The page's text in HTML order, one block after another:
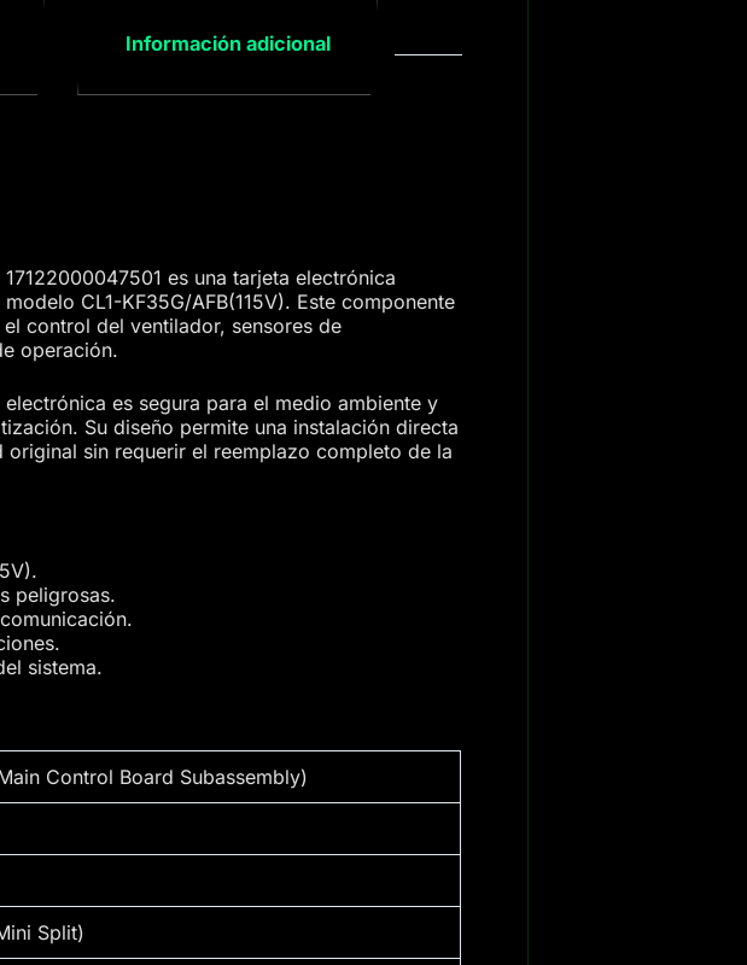
Información adicional
es una tarjeta electrónica
CL1-KF35G/AFB(115V). Este componente
control del ventilador, sensores de
operación.
es segura para el medio ambiente y
Su diseño permite una instalación directa
sin requerir el reemplazo completo de la
peligrosas.
sistema.
Control Board Subassembly)
Split)